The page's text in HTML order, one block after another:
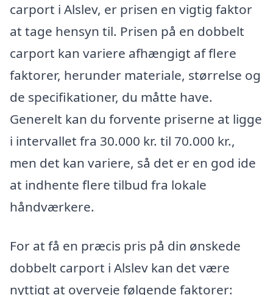
carport i Alslev, er prisen en vigtig faktor
at tage hensyn til. Prisen på en dobbelt
carport kan variere afhængigt af flere
faktorer, herunder materiale, størrelse og
de specifikationer, du måtte have.
Generelt kan du forvente priserne at ligge
i intervallet fra 30.000 kr. til 70.000 kr.,
men det kan variere, så det er en god ide
at indhente flere tilbud fra lokale
håndværkere.
For at få en præcis pris på din ønskede
dobbelt carport i Alslev kan det være
nyttigt at overveje følgende faktorer: